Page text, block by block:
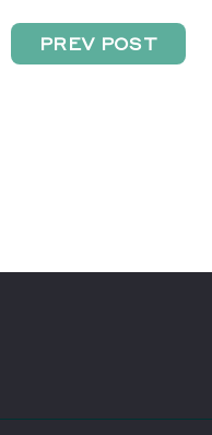
PREV POST